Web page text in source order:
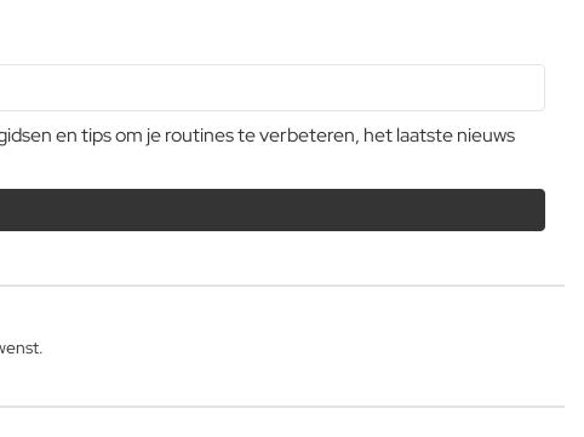
en tips om je routines te verbeteren, het laatste nieuws